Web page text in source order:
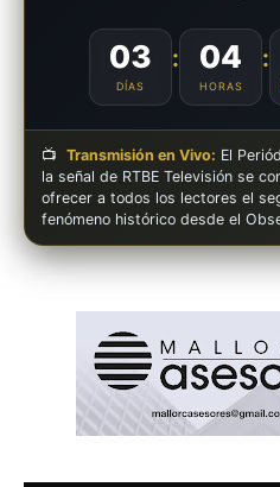
03
DÍAS
: 04
HORAS
:
📺 Transmisión en Vivo: El
la señal de RTBE Televisión se
ofrecer a todos los lectores el
fenómeno histórico desde el